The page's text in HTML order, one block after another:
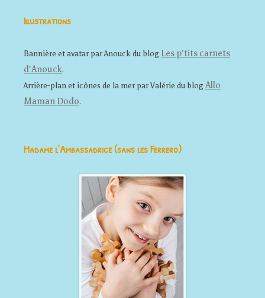
Illustrations
Bannière et avatar par Anouck du blog Les p'tits carnets
d'Anouck.
Arrière-plan et icônes de la mer par Valérie du blog Allo
Maman Dodo.
Madame l’Ambassadrice (sans les Ferrero)